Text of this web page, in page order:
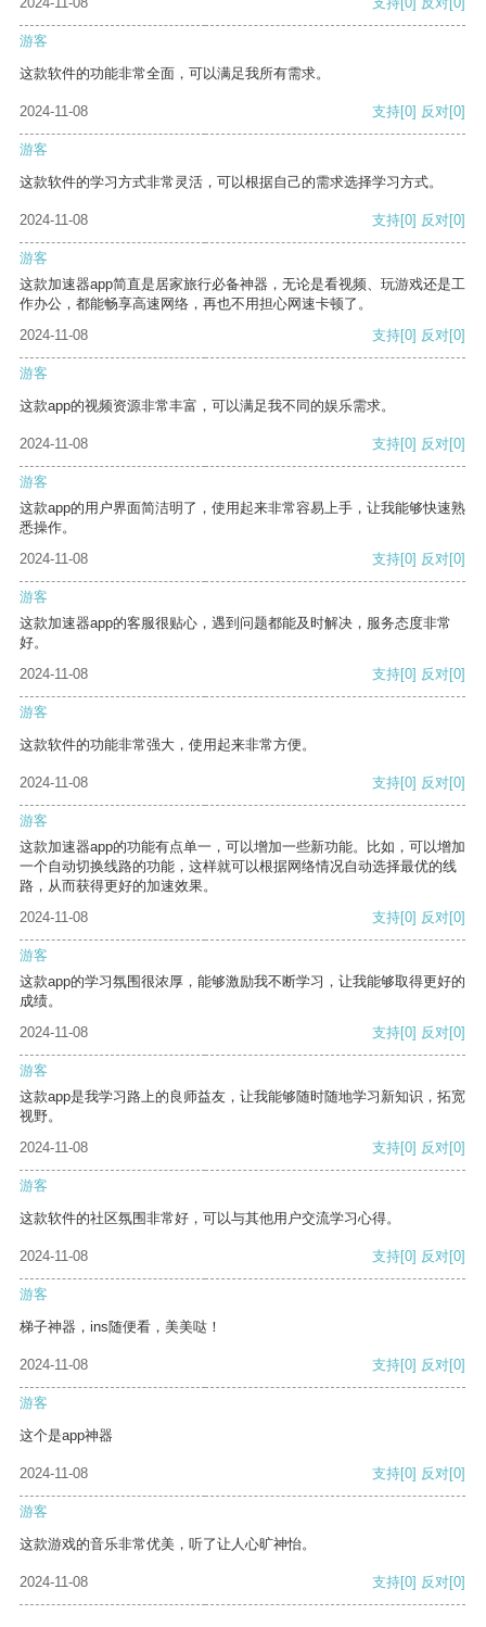
游客
这款软件的功能非常全面，可以满足我所有需求。
2024-11-08 支持[0] 反对[0]
游客
这款软件的学习方式非常灵活，可以根据自己的需求选择学习方式。
2024-11-08 支持[0] 反对[0]
游客
这款加速器app简直是居家旅行必备神器，无论是看视频、玩游戏还是工
作办公，都能畅享高速网络，再也不用担心网速卡顿了。
2024-11-08
支持[0] 反对[0]
游客
这款app的视频资源非常丰富，可以满足我不同的娱乐需求。
2024-11-08 支持[0] 反对[0]
游客
这款app的用户界面简洁明了，使用起来非常容易上手，让我能够快速熟
悉操作。
2024-11-08
支持[0] 反对[0]
游客
这款加速器app的客服很贴心，遇到问题都能及时解决，服务态度非常
好。
2024-11-08
支持[0] 反对[0]
游客
这款软件的功能非常强大，使用起来非常方便。
2024-11-08 支持[0] 反对[0]
游客
这款加速器app的功能有点单一，可以增加一些新功能。比如，可以增加
一个自动切换线路的功能，这样就可以根据网络情况自动选择最优的线
路，从而获得更好的加速效果。
2024-11-08
支持[0] 反对[0]
游客
这款app的学习氛围很浓厚，能够激励我不断学习，让我能够取得更好的
成绩。
2024-11-08
支持[0] 反对[0]
游客
这款app是我学习路上的良师益友，让我能够随时随地学习新知识，拓宽
视野。
2024-11-08
支持[0] 反对[0]
游客
这款软件的社区氛围非常好，可以与其他用户交流学习心得。
2024-11-08 支持[0] 反对[0]
游客
梯子神器，ins随便看，美美哒！
2024-11-08 支持[0] 反对[0]
游客
这个是app神器
2024-11-08 支持[0] 反对[0]
游客
这款游戏的音乐非常优美，听了让人心旷神怡。
2024-11-08 支持[0] 反对[0]